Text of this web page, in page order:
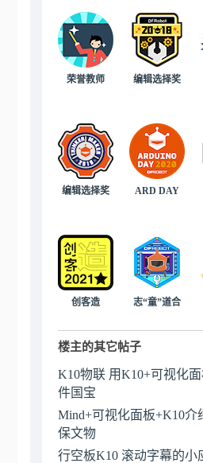
荣誉教师 编辑选择奖
编辑选择奖 ARD DAY
创客造 志“童”道合
楼主的其它帖子
K10物联 用K10+可视化
件国宝
Mind+可视化面板+K10介
保文物
行空板K10 滚动字幕的小